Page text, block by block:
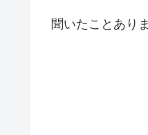
聞いたことあり